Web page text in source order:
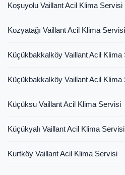
Koşuyolu Vaillant Acil Klima Servisi
Kozyatağı Vaillant Acil Klima Servisi
Küçükbakkalköy Vaillant Acil Klima
Küçükbakkalköy Vaillant Acil Klima
Küçüksu Vaillant Acil Klima Servisi
Küçükyalı Vaillant Acil Klima Servisi
Kurtköy Vaillant Acil Klima Servisi